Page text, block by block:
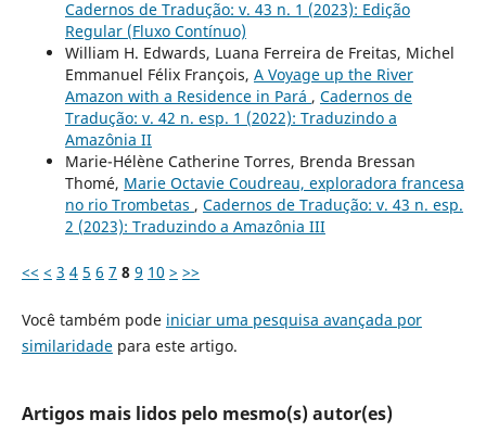
Cadernos de Tradução: v. 43 n. 1 (2023): Edição
Regular (Fluxo Contínuo)
William H. Edwards, Luana Ferreira de Freitas, Michel
Emmanuel Félix François, A Voyage up the River
Amazon with a Residence in Pará , Cadernos de
Tradução: v. 42 n. esp. 1 (2022): Traduzindo a
Amazônia II
Marie-Hélène Catherine Torres, Brenda Bressan
Thomé, Marie Octavie Coudreau, exploradora francesa
no rio Trombetas , Cadernos de Tradução: v. 43 n. esp.
2 (2023): Traduzindo a Amazônia III
<< < 3 4 5 6 7 8 9 10 > >>
Você também pode iniciar uma pesquisa avançada por
similaridadepara este artigo.
Artigos mais lidos pelo mesmo(s) autor(es)